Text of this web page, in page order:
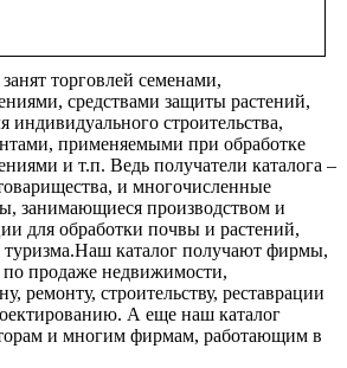
торговлей семенами,
средствами защиты растений,
индивидуального строительства,
применяемыми при обработке
и т.п. Ведь получатели каталога –
и многочисленные
занимающиеся производством и
для обработки почвы и растений,
туризма.Наш каталог получают фирмы,
продаже недвижимости,
ремонту, строительству, реставрации
А еще наш каталог
и многим фирмам, работающим в